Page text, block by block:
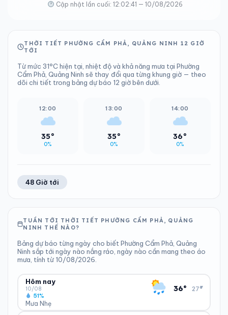
Cập nhật lần cuối: 12:02:41 — 10/08/2026
THỜI TIẾT PHƯỜNG CẨM PHẢ, QUẢNG NINH 12 GIỜ
TỚI
Từ mức 31°C hiện tại, nhiệt độ và khả năng mưa tại Phường
Cẩm Phả, Quảng Ninh sẽ thay đổi qua từng khung giờ — theo
dõi chi tiết trong bảng dự báo 12 giờ bên dưới.
12:00
35°
0%
13:00
35°
0%
14:00
36°
0%
48 Giờ tới
TUẦN TỚI THỜI TIẾT PHƯỜNG CẨM PHẢ, QUẢNG
NINH THẾ NÀO?
Bảng dự báo từng ngày cho biết Phường Cẩm Phả, Quảng
Ninh sắp tới ngày nào nắng ráo, ngày nào cần mang theo áo
mưa, tính từ 10/08/2026.
Hôm nay
10/08
Mưa Nhẹ
51%
36° 27°
▾